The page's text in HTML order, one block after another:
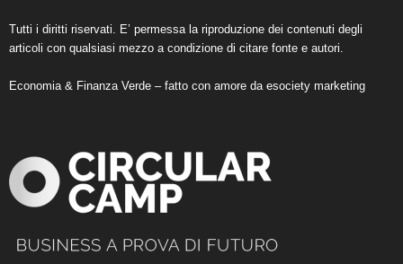
Tutti i diritti riservati. E’ permessa la riproduzione dei contenuti degli
articoli con qualsiasi mezzo a condizione di citare fonte e autori.
Economia & Finanza Verde – fatto con amore da esociety marketing